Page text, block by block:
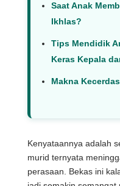
Saat Anak
Ikhlas?
Tips Mendidik
Keras Kepala
Makna
Kenyataannya adalah
murid ternyata
perasaan. Bekas ini